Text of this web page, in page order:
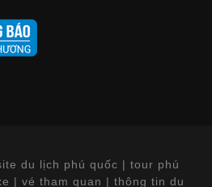
du lịch phú quốc | tour phú
| vé tham quan | thông tin du